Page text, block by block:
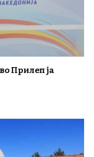
Прилеп ја